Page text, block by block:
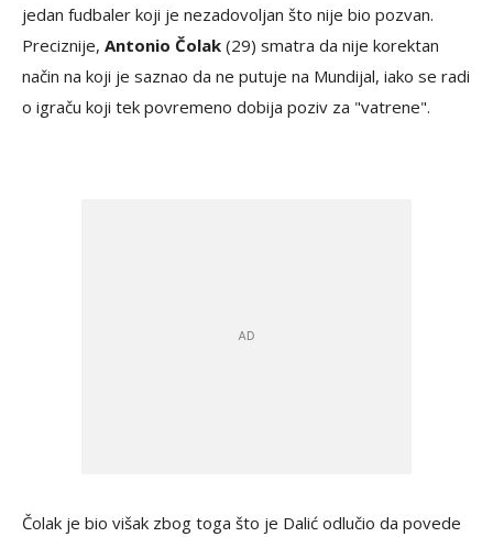
jedan fudbaler koji je nezadovoljan što nije bio pozvan.
Preciznije, Antonio Čolak (29) smatra da nije korektan
način na koji je saznao da ne putuje na Mundijal, iako se radi
o igraču koji tek povremeno dobija poziv za "vatrene".
Čolak je bio višak zbog toga što je Dalić odlučio da povede